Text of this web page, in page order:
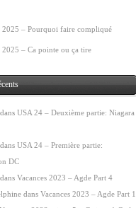
2025 – Pourquoi faire compliqué
2025 – Ca pointe ou ça tire
dans USA 24 – Deuxième partie: Niagara
dans USA 24 – Première partie:
DC
dans Vacances 2023 – Agde Part 4
dans Vacances 2023 – Agde Part 1